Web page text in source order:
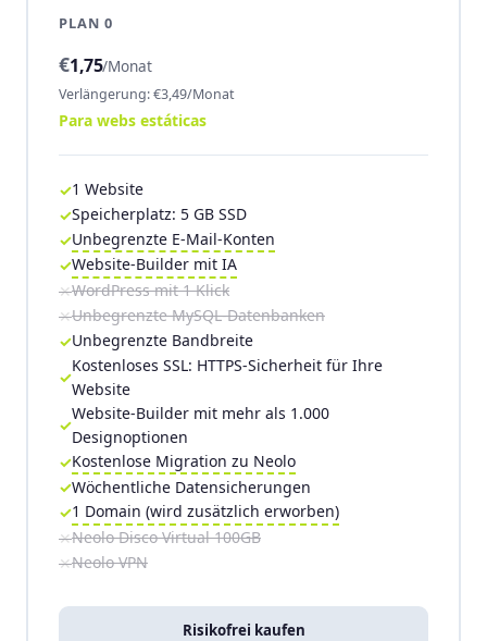
PLAN 0
€1,75/Monat
Verlängerung: €3,49/Monat
Para webs estáticas
1 Website
Speicherplatz: 5 GB SSD
Unbegrenzte E-Mail-Konten
Website-Builder mit IA
WordPress mit 1 Klick
Unbegrenzte MySQL-Datenbanken
Unbegrenzte Bandbreite
Kostenloses SSL: HTTPS-Sicherheit für Ihre
Website
Website-Builder mit mehr als 1.000
Designoptionen
Kostenlose Migration zu Neolo
Wöchentliche Datensicherungen
1 Domain (wird zusätzlich erworben)
Neolo Disco Virtual 100GB
Neolo VPN
Risikofrei kaufen